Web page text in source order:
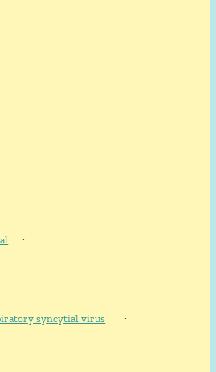
·
·
syncytial virus